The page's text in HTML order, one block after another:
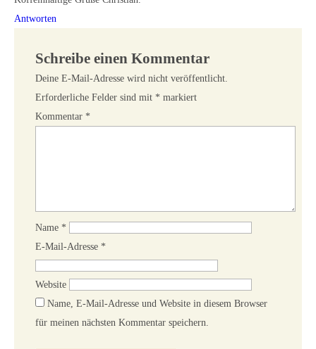
Antworten
Schreibe einen Kommentar
Deine E-Mail-Adresse wird nicht veröffentlicht.
Erforderliche Felder sind mit * markiert
Kommentar *
Name *
E-Mail-Adresse *
Website
Name, E-Mail-Adresse und Website in diesem Browser
für meinen nächsten Kommentar speichern.